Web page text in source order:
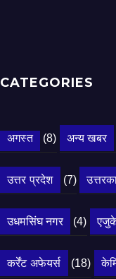
CATEGORIES
अगस्त (8) अन्य खबर
उत्तर प्रदेश (7)
उधमसिंघ नगर (4)
कर्रेंट अफेयर्स (18)